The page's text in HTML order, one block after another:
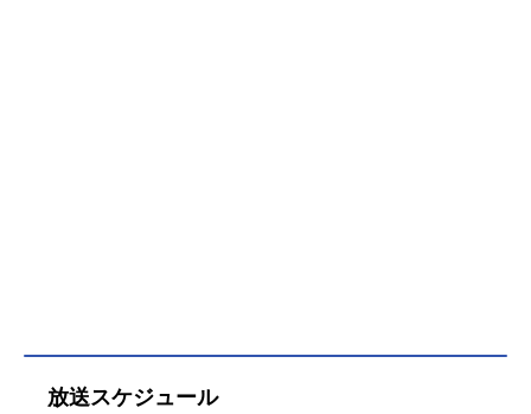
放送スケジュール